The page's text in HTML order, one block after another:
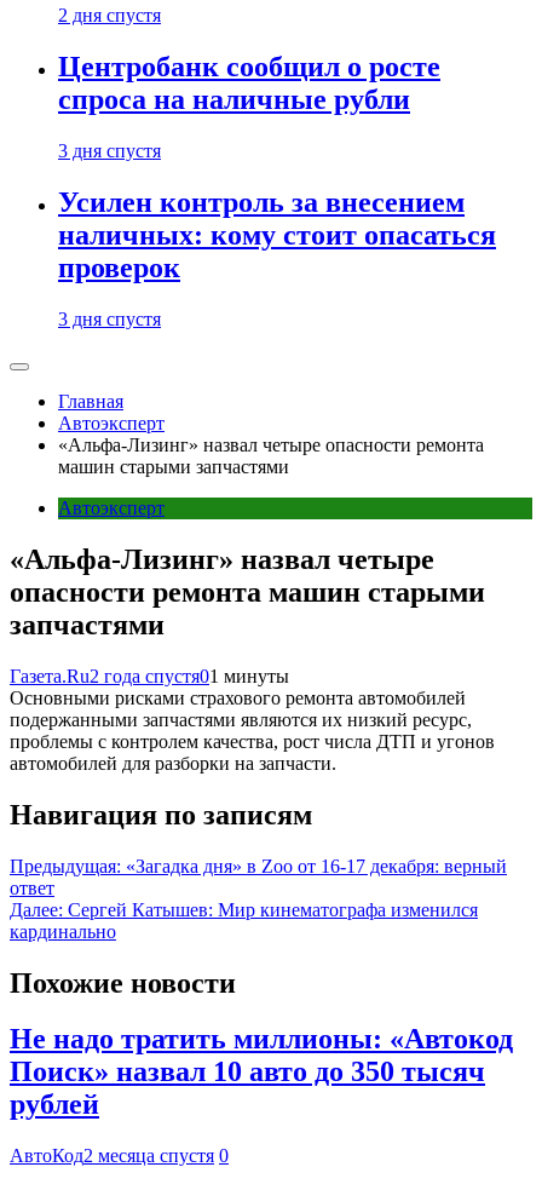
2 дня спустя
Центробанк сообщил о росте
спроса на наличные рубли
3 дня спустя
Усилен контроль за внесением
наличных: кому стоит опасаться
проверок
3 дня спустя
Главная
Автоэксперт
«Альфа-Лизинг» назвал четыре опасности ремонта
машин старыми запчастями
Автоэксперт
«Альфа-Лизинг» назвал четыре
опасности ремонта машин старыми
запчастями
Газета.Ru2 года спустя01 минуты
Основными рисками страхового ремонта автомобилей
подержанными запчастями являются их низкий ресурс,
проблемы с контролем качества, рост числа ДТП и угонов
автомобилей для разборки на запчасти.
Навигация по записям
Предыдущая: «Загадка дня» в Zoo от 16-17 декабря: верный
ответ
Далее: Сергей Катышев: Мир кинематографа изменился
кардинально
Похожие новости
Не надо тратить миллионы: «Автокод
Поиск» назвал 10 авто до 350 тысяч
рублей
АвтоКод2 месяца спустя 0